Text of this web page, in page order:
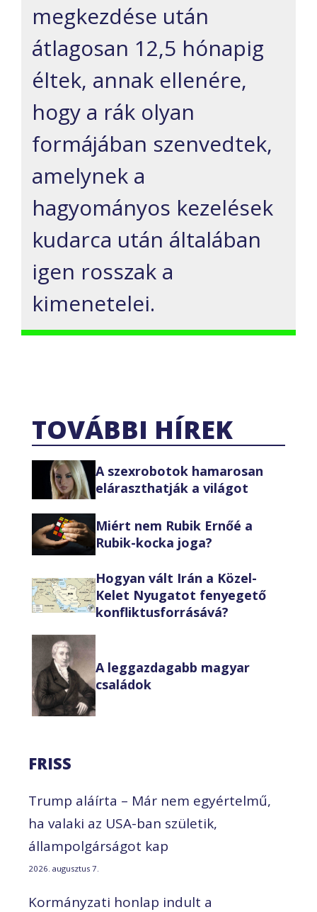
megkezdése után
átlagosan 12,5 hónapig
éltek, annak ellenére,
hogy a rák olyan
formájában szenvedtek,
amelynek a
hagyományos kezelések
kudarca után általában
igen rosszak a
kimenetelei.
TOVÁBBI HÍREK
A szexrobotok hamarosan
eláraszthatják a világot
Miért nem Rubik Ernőé a
Rubik-kocka joga?
Hogyan vált Irán a Közel-
Kelet Nyugatot fenyegető
konfliktusforrásává?
A leggazdagabb magyar
családok
FRISS
Trump aláírta – Már nem egyértelmű,
ha valaki az USA-ban születik,
állampolgárságot kap
2026. augusztus 7.
Kormányzati honlap indult a